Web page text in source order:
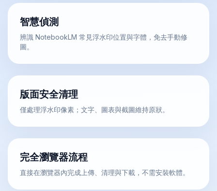
智慧偵測
辨識 NotebookLM 常見浮水印位置與字體，免去手動修
圖。
版面安全清理
僅處理浮水印像素；文字、圖表與截圖維持原狀。
完全瀏覽器流程
直接在瀏覽器內完成上傳、清理與下載，不需安裝軟體。